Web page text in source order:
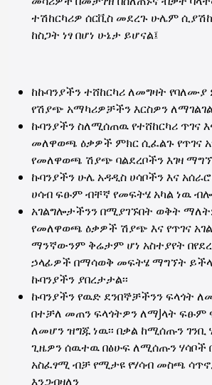
ተሽከርካሪዎ ሰርቪስ መደረጉ ሁሌም
ከስጋት ነፃ በሆነ ሁኔታ ይሆናል፤
ከኩባንያችን ተሸከርካሪ ለመግዛት
የሽያጭ አማካሪዎቻችን እርስዎን
ኩባንያችን ስለሚሰጠዉ የተሸከርካሪ ጥገና
መለዋወጫ ዕቃዎች ምክር ሲፈልጉ የጥገና
የመለዋወጫ ሽያጭ ባልደረቦችን እገዛ
ኩባንያችን ሁሌ አዳዲስ ሀሳቦችን እና
ሀሳብ ፍፁም ብቸኛ የመፍትሄ አካል ነዉ
አገልግሎታችንን በሚያገኙበት ወቅት
የመለዋወጫ ዕቃዎች ሽያጭ እና የጥገና
ማንኛውንም ቅሬታም ሆነ አስተያየት
ኃላፊዎች በማሳወቅ መፍትሄ ማግኘት
ኩባንያችን ያበረታታል፡፡
ኩባንያችን የዉድ ደንበኞቻችንን ፍላጎት
በተቻለ መጠን ፍላጎትዎን ለማJላት ፍፁም
ለመሆን ዝግጁ ነዉ፡፡ በቃል ከሚሰጡን
ጊዜዎን ሰዉተዉ በፅሁፍ ለሚሰጡን ሃሳቦች
አስፈፃሚ ብቻ የሚታዩ የሃሳብ መስጫ
እንጋብዛለን